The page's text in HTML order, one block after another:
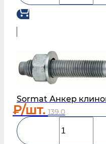
Sormat Анкер
₽/шт. 139.0